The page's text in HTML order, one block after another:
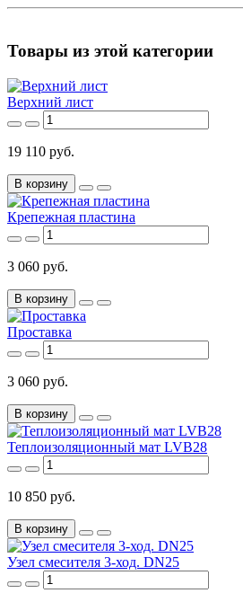
Товары из этой категории
Верхний лист
19 110 руб.
В корзину
Крепежная пластина
3 060 руб.
В корзину
Проставка
3 060 руб.
В корзину
Теплоизоляционный мат LVB28
10 850 руб.
В корзину
Узел смесителя 3-ход. DN25